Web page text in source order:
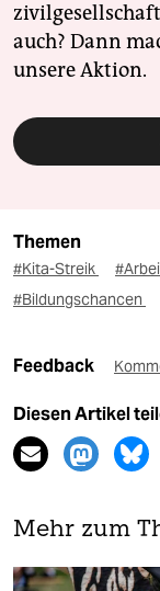
auch? Dann
unsere Aktion.
Themen
#Kita-Streik
#Bildungschancen
Feedback
Diesen Artikel
Mehr zum